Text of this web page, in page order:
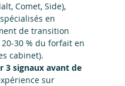
Comet, Side),
en
de transition
30 % du forfait en
cabinet).
3 signaux avant de
sur